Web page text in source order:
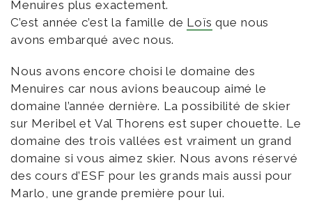
Menuires plus exactement.
C’est année c’est la famille de Loïs que nous
avons embarqué avec nous.
Nous avons encore choisi le domaine des
Menuires car nous avions beaucoup aimé le
domaine l’année dernière. La possibilité de skier
sur Meribel et Val Thorens est super chouette. Le
domaine des trois vallées est vraiment un grand
domaine si vous aimez skier. Nous avons réservé
des cours d’ESF pour les grands mais aussi pour
Marlo, une grande première pour lui.